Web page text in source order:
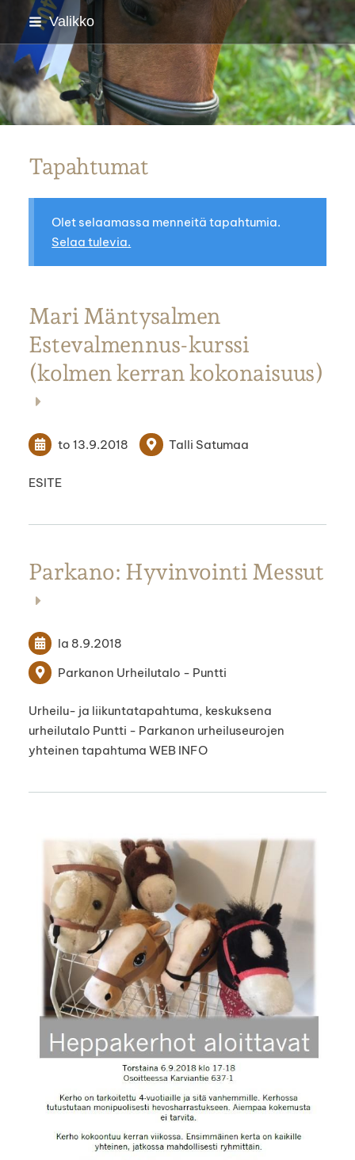
Siirry
sivun
sisältöön
Valikko
Parkanon Ratsastajat
Tapahtumat
Olet selaamassa menneitä tapahtumia.
Selaa tulevia.
Mari Mäntysalmen
Estevalmennus-kurssi
(kolmen kerran kokonaisuus)
to 13.9.2018 Talli Satumaa
ESITE
Parkano: Hyvinvointi Messut
la 8.9.2018
Parkanon Urheilutalo - Puntti
Urheilu- ja liikuntatapahtuma, keskuksena
urheilutalo Puntti - Parkanon urheiluseurojen
yhteinen tapahtuma WEB INFO